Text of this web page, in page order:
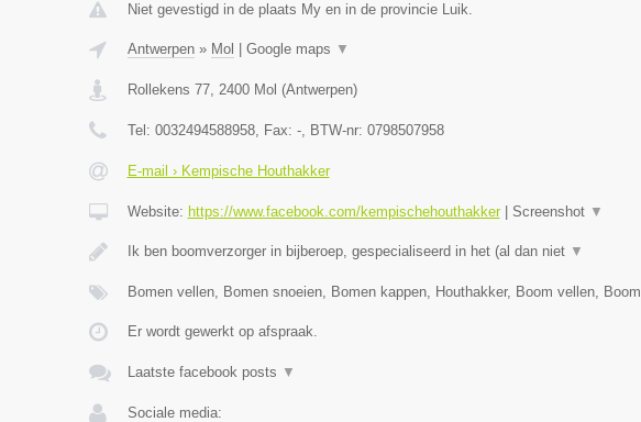
Niet gevestigd in de plaats My en in de provincie Luik.
Antwerpen» Mol Google maps ▼
Rollekens 77, 2400 Mol (Antwerpen)
Tel: 0032494588958, Fax: -, BTW-nr: 0798507958
E-mail › Kempische Houthakker
Website: https://www.facebook.com/kempischehouthakker| Screenshot ▼
Ik ben boomverzorger in bijberoep, gespecialiseerd in het (al dan niet ▼
Bomen vellen, Bomen snoeien, Bomen kappen, Houthakker, Boom vellen, Boom
Er wordt gewerkt op afspraak.
Laatste facebook posts ▼
Sociale media: